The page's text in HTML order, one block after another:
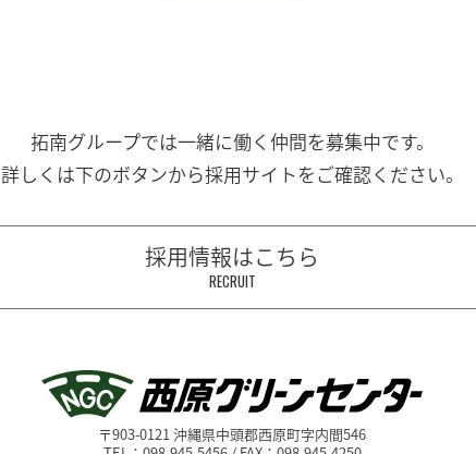
拓南グループでは一緒に働く 仲間を募集中です。
詳しくは下のボタンから採用サイトをご確認ください。
採用情報はこちら
RECRUIT
〒903-0121 沖縄県中頭郡西原町字内間546